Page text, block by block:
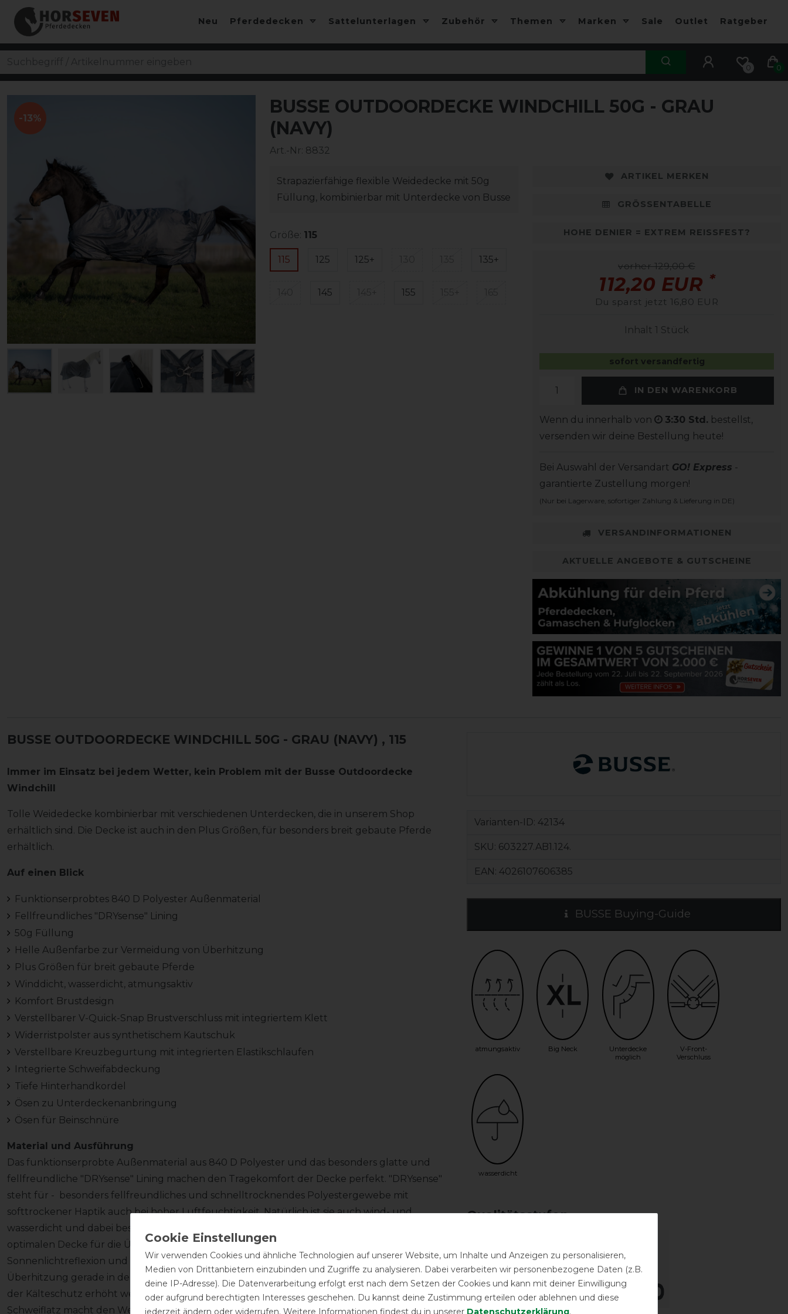
Neu Pferdedecken Sattelunterlagen Zubehör Themen Marken Sale Outlet Ratgeber
0 0
-13%
BUSSE OUTDOORDECKE WINDCHILL 50G - GRAU
(NAVY)
Art.-Nr: 8832
Strapazierfähige flexible Weidedecke mit 50g
Füllung, kombinierbar mit Unterdecke von Busse
Größe: 115
115 125 125+ 135+
145 155
ARTIKEL MERKEN
GRÖSSENTABELLE
HOHE DENIER = EXTREM REISSFEST?
vorher 129,00 €
112,20 EUR *
Du sparst jetzt 16,80 EUR
Inhalt 1 Stück
sofort versandfertig
IN DEN WARENKORB
Wenn du innerhalb von 3:30 Std. bestellst,
versenden wir deine Bestellung heute!
Bei Auswahl der Versandart GO! Express -
garantierte Zustellung morgen!
(Nur bei Lagerware, sofortiger Zahlung & Lieferung in DE)
VERSANDINFORMATIONEN
AKTUELLE ANGEBOTE & GUTSCHEINE
BUSSE OUTDOORDECKE WINDCHILL 50G - GRAU (NAVY) , 115
Immer im Einsatz bei jedem Wetter, kein Problem mit der Busse Outdoordecke
Windchill
Tolle Weidedecke kombinierbar mit verschiedenen Unterdecken, die in unserem Shop
erhältlich sind. Die Decke ist auch in den Plus Größen, für besonders breit gebaute Pferde
erhältlich.
Auf einen Blick
Funktionserprobtes 840 D Polyester Außenmaterial
Fellfreundliches "DRYsense" Lining
50g Füllung
Helle Außenfarbe zur Vermeidung von Überhitzung
Plus Größen für breit gebaute Pferde
Winddicht, wasserdicht, atmungsaktiv
Komfort Brustdesign
Verstellbarer V-Quick-Snap Brustverschluss mit integriertem Klett
Widerristpolster aus synthetischem Kautschuk
Verstellbare Kreuzbegurtung mit integrierten Elastikschlaufen
Integrierte Schweifabdeckung
Tiefe Hinterhandkordel
Ösen zu Unterdeckenanbringung
Ösen für Beinschnüre
Material und Ausführung
Das funktionserprobte Außenmaterial aus 840 D Polyester und das besonders glatte und
fellfreundliche "DRYsense" Lining machen den Tragekomfort der Decke perfekt. "DRYsense"
steht für - besonders fellfreundliches und schnelltrocknendes Polyestergewebe mit
softtrockener Haptik auch bei hoher Luftfeuchtigkeit. Natürlich ist sie auch wind- und
wasserdicht und dabei besonders atmungsaktiv. Die leichte 50g Füllung macht die Decke zur
optimalen Decke für die Übergangszeit. Die helle Außenfarbe fördert zudem die
Sonnenlichtreflexion und reduziert daher die Sonnenlichtabsorption zur Vermeidung von
Überhitzung gerade in der Übergangszeit. Bei Bedarf kann mit verschiedenen Unterdecken
der Kälteschutz erhöht werden, diese sind in unserem Shop erhältlich. Der große integrierte
Schweiflatz macht den Wetterschutz perfekt.
Varianten-ID: 42134
SKU: 603227.AB1.124.
EAN: 4026107606385
BUSSE Buying-Guide
atmungsaktiv Big Neck
Unterdecke
möglich
V-Front-
Verschluss
wasserdicht
Qualitätsstufen
Wir verwenden Cookies und ähnliche Technologien auf unserer Website, um Inhalte und Anzeigen zu personalisieren,
Medien von Drittanbietern einzubinden und Zugriffe zu analysieren. Dabei verarbeiten wir personenbezogene Daten (z.B.
deine IP-Adresse). Die Datenverarbeitung erfolgt erst nach dem Setzen der Cookies und kann mit deiner Einwilligung
oder aufgrund berechtigten Interesses geschehen. Du kannst deine Zustimmung erteilen oder ablehnen und diese
jederzeit ändern oder widerrufen. Weitere Informationen findest du in unserer Daten­schutz­erklärung.